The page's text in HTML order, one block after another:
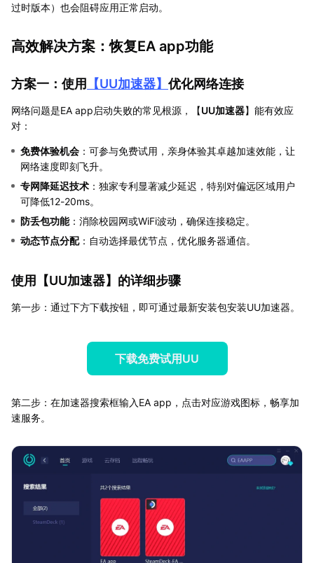
过时版本）也会阻碍应用正常启动。
高效解决方案：恢复EA app功能
方案一：使用 【UU加速器】 优化网络连接
网络问题是EA app启动失败的常见根源，【UU加速器】能有效应
对：
免费体验机会 ：可参与免费试用，亲身体验其卓越加速效能，让
网络速度即刻飞升。
专网降延迟技术 ：独家专利显著减少延迟，特别对偏远区域用户
可降低12-20ms。
防丢包功能：消除校园网或WiFi波动，确保连接稳定。
动态节点分配：自动选择最优节点，优化服务器通信。
使用【UU加速器】的详细步骤
第一步：通过下方下载按钮，即可通过最新安装包安装UU加速器。
下载免费试用UU
第二步：在加速器搜索框输入EA app，点击对应游戏图标，畅享加
速服务。